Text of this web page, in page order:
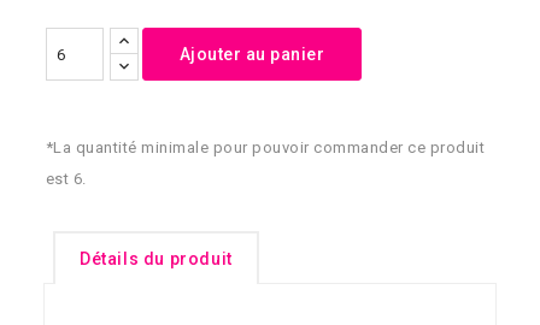
Ajouter au panier
*La quantité minimale pour pouvoir commander ce produit
est 6.
Détails du produit